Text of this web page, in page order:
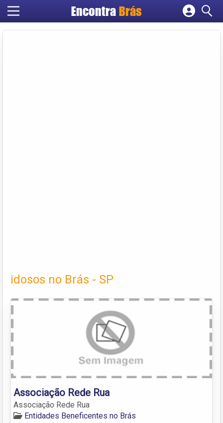
Encontra Brás
Cadastrar empresa
idosos no Brás - SP
Associação Rede Rua
Associação Rede Rua
Entidades Beneficentes no Brás